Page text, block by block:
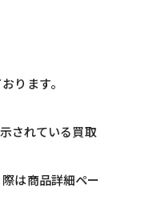
ります。
されている買取
は商品詳細ペー